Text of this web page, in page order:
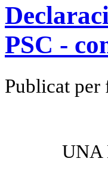
PSC -
Publicat per
UNA